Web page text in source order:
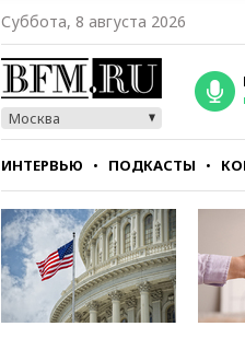
Суббота, 8 августа 2026
Москва
ИНТЕРВЬЮ ПОДКАСТЫ
СТИЛЬ ТЕСТЫ